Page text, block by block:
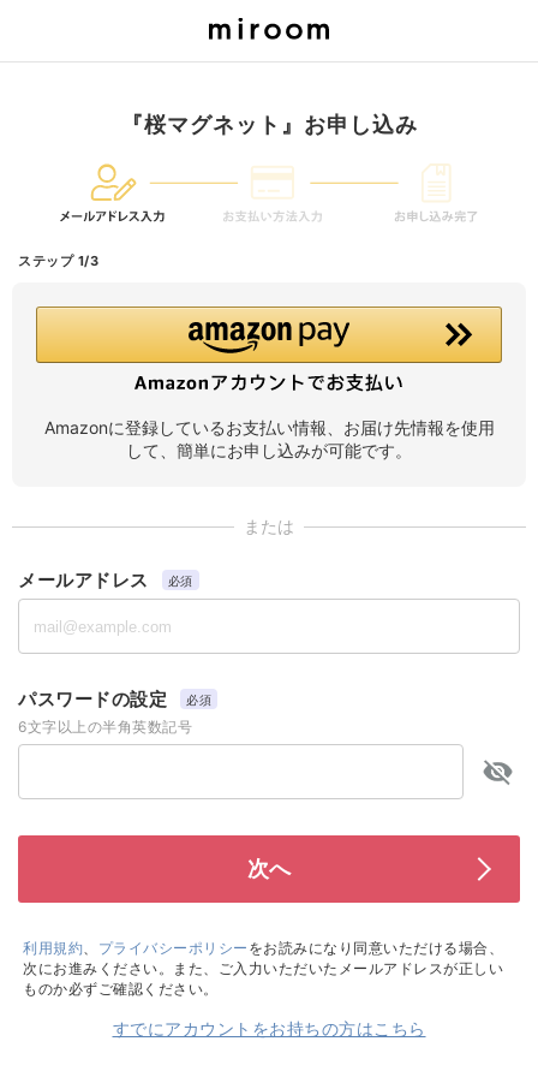
『桜マグネット』お申し込み
ステップ 1/3
Amazonに登録しているお支払い情報、お届け先情報を使用
して、簡単にお申し込みが可能です。
または
メールアドレス 必須
パスワードの設定 必須
6文字以上の半角英数記号
利用規約、 プライバシーポリシー をお読みになり同意いただける場合、
次にお進みください。また、ご入力いただいたメールアドレスが正しい
ものか必ずご確認ください。
すでにアカウントをお持ちの方はこちら